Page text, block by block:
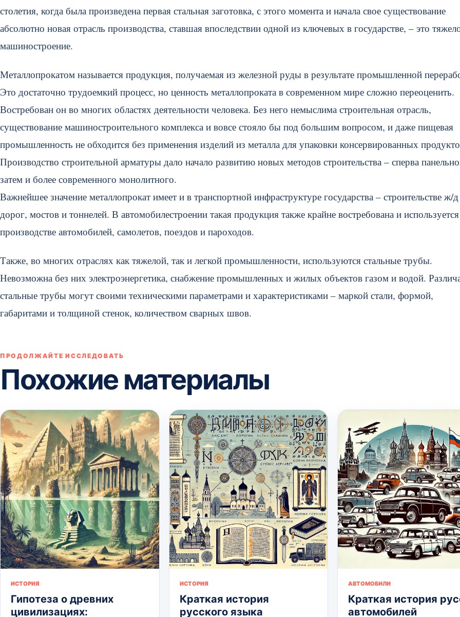
столетия, когда была произведена первая стальная заготовка, с этого момента и начала свое существование
абсолютно новая отрасль производства, ставшая впоследствии одной из ключевых в государстве, – это
машиностроение.
Металлопрокатом называется продукция, получаемая из железной руды в результате промышленной
Это достаточно трудоемкий процесс, но ценность металлопроката в современном мире сложно переоценить.
Востребован он во многих областях деятельности человека. Без него немыслима строительная отрасль,
существование машиностроительного комплекса и вовсе стояло бы под большим вопросом, и даже пищевая
промышленность не обходится без применения изделий из металла для упаковки консервированных
Производство строительной арматуры дало начало развитию новых методов строительства – сперва
затем и более современного монолитного.
Важнейшее значение металлопрокат имеет и в транспортной инфраструктуре государства – строительстве ж/д
дорог, мостов и тоннелей. В автомобилестроении такая продукция также крайне востребована и
производстве автомобилей, самолетов, поездов и пароходов.
Также, во многих отраслях как тяжелой, так и легкой промышленности, используются стальные трубы.
Невозможна без них электроэнергетика, снабжение промышленных и жилых объектов газом и водой.
стальные трубы могут своими техническими параметрами и характеристиками – маркой стали, формой,
габаритами и толщиной стенок, количеством сварных швов.
ПРОДОЛЖАЙТЕ ИССЛЕДОВАТЬ
Похожие материалы
ИСТОРИЯ
Гипотеза о древних
цивилизациях:
ИСТОРИЯ
Краткая история
русского языка
АВТОМОБИЛИ
Краткая история
автомобилей